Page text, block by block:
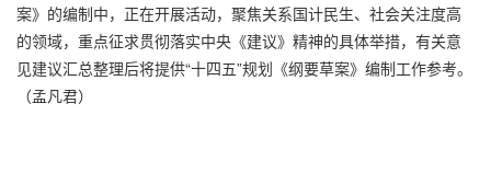
案》的编制中，正在开展活动，聚焦关系国计民生、社会关注度高
的领域，重点征求贯彻落实中央《建议》精神的具体举措，有关意
见建议汇总整理后将提供“十四五”规划《纲要草案》编制工作参考。
（孟凡君）